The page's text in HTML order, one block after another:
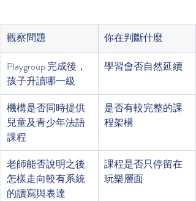
觀察問題 你在判斷什麼
Playgroup 完成後，
孩子升讀哪一級
學習會否自然延續
機構是否同時提供
兒童及青少年法語
課程
是否有較完整的課
程架構
老師能否說明之後
怎樣走向較有系統
的讀寫與表達
課程是否只停留在
玩樂層面